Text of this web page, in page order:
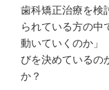
歯科矯正治療を検
られている方の中
動いていくのか」
びを決めているの
か？